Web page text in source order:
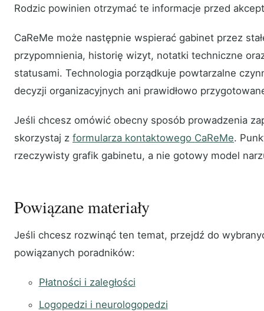
Rodzic powinien otrzymać te informacje przed
CaReMe może następnie wspierać gabinet przez
przypomnienia, historię wizyt, notatki techniczne
statusami. Technologia porządkuje powtarzalne
decyzji organizacyjnych ani prawidłowo
Jeśli chcesz omówić obecny sposób prowadzenia
skorzystaj z formularza kontaktowego CaReMe.
rzeczywisty grafik gabinetu, a nie gotowy model
Powiązane materiały
Jeśli chcesz rozwinąć ten temat, przejdź do
powiązanych poradników:
Płatności i zaległości
Logopedzi i neurologopedzi